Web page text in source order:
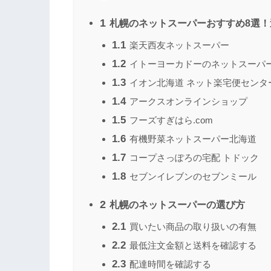
1 札幌のネットスーパーおすすめ8選
1.1 楽天西友ネットスーパー
1.2 イトーヨーカドーのネットスーパ
1.3 イオン北海道 ネット楽宅便センタ
1.4 アークスオンラインショップ
1.5 フーズすぎはら.com
1.6 有機野菜ネットスーパー北海道
1.7 コープさっぽろの宅配 トドック
1.8 セブンイレブンのセブンミール
2 札幌のネットスーパーの選び方
2.1 買いたい商品の取り扱いの有無
2.2 最低注文金額と送料を確認する
2.3 配達時間を確認する